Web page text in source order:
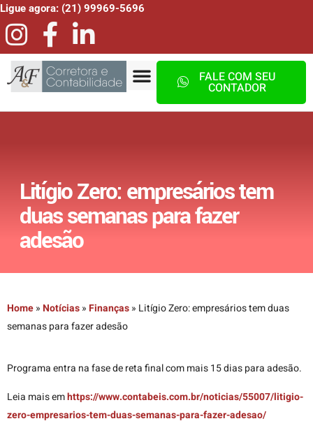
Ligue agora: (21) 99969-5696
FALE COM SEU
CONTADOR
Litígio Zero: empresários tem
duas semanas para fazer
adesão
Home»Notícias»Finanças» Litígio Zero: empresários tem duas
semanas para fazer adesão
Programa entra na fase de reta final com mais 15 dias para adesão.
Leia mais emhttps://www.contabeis.com.br/noticias/55007/litigio-
zero-empresarios-tem-duas-semanas-para-fazer-adesao/